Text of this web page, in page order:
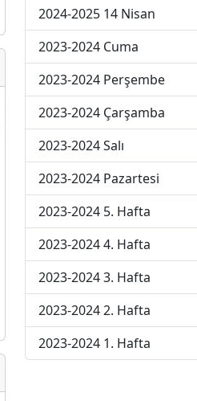
2024-2025 14 Nisan
2023-2024 Cuma
2023-2024 Perşembe
2023-2024 Çarşamba
2023-2024 Salı
2023-2024 Pazartesi
2023-2024 5. Hafta
2023-2024 4. Hafta
2023-2024 3. Hafta
2023-2024 2. Hafta
2023-2024 1. Hafta